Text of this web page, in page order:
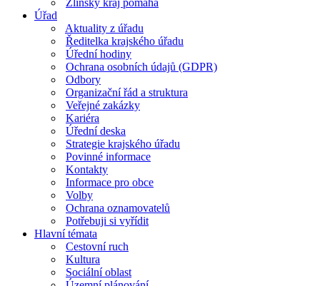
Zlínský kraj pomáhá
Úřad
Aktuality z úřadu
Ředitelka krajského úřadu
Úřední hodiny
Ochrana osobních údajů (GDPR)
Odbory
Organizační řád a struktura
Veřejné zakázky
Kariéra
Úřední deska
Strategie krajského úřadu
Povinné informace
Kontakty
Informace pro obce
Volby
Ochrana oznamovatelů
Potřebuji si vyřídit
Hlavní témata
Cestovní ruch
Kultura
Sociální oblast